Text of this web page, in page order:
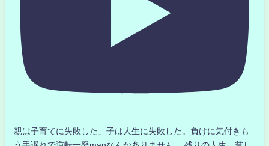
親は子育てに失敗した」子は人生に失敗した。負けに気付きも